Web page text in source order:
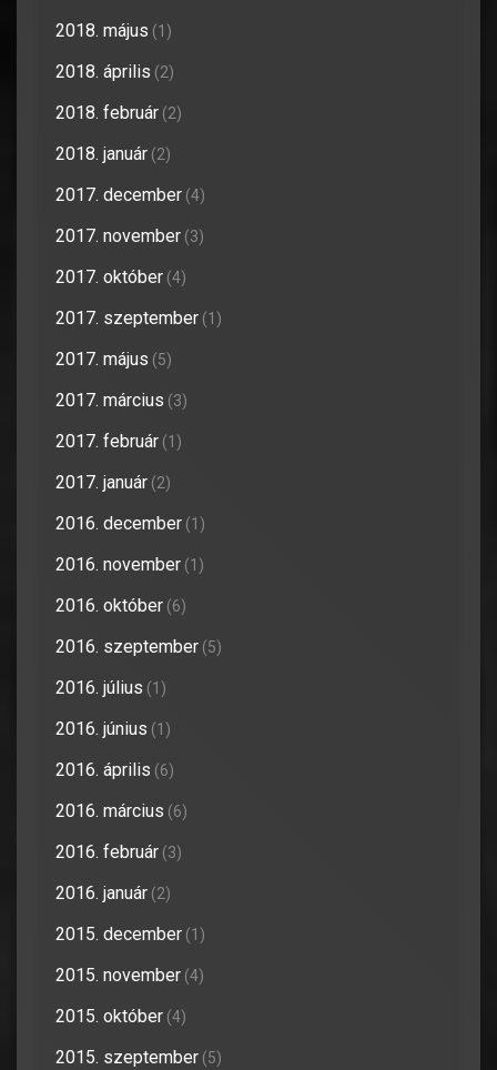
2018. május (1)
2018. április (2)
2018. február (2)
2018. január (2)
2017. december (4)
2017. november (3)
2017. október (4)
2017. szeptember (1)
2017. május (5)
2017. március (3)
2017. február (1)
2017. január (2)
2016. december (1)
2016. november (1)
2016. október (6)
2016. szeptember (5)
2016. július (1)
2016. június (1)
2016. április (6)
2016. március (6)
2016. február (3)
2016. január (2)
2015. december (1)
2015. november (4)
2015. október (4)
2015. szeptember (5)